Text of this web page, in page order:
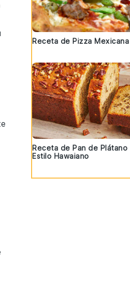
Receta de Pizza Mexicana
Receta de Pan de
Estilo Hawaiano